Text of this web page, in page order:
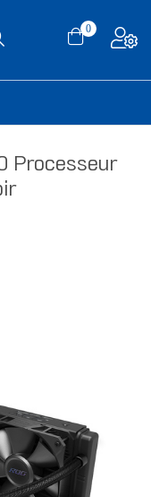
0
Processeur